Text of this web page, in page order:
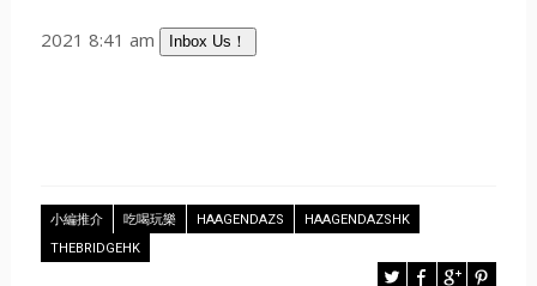
2021 8:41 am Inbox Us！
小編推介 吃喝玩樂 HAAGENDAZS
HAAGENDAZSHK
THEBRIDGEHK